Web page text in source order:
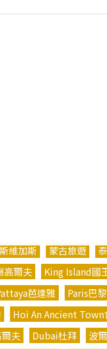
維加斯 蒙古旅遊
高爾夫
King Island國
芭達雅 Paris巴黎
Hoi An Ancient Town
夫 Dubai杜拜 波